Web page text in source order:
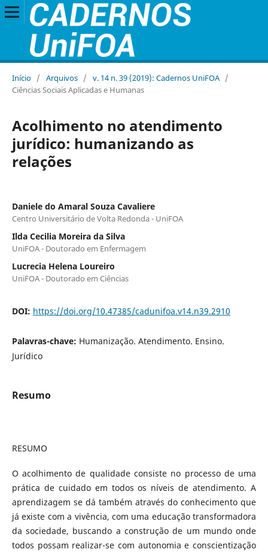
Início / Arquivos / v. 14 n. 39 (2019): Cadernos UniFOA /
Ciências Sociais Aplicadas e Humanas
Acolhimento no atendimento
jurídico: humanizando as
relações
Daniele do Amaral Souza Cavaliere
Centro Universitário de Volta Redonda - UniFOA
Ilda Cecilia Moreira da Silva
UniFOA - Doutorado em Enfermagem
Lucrecia Helena Loureiro
UniFOA - Doutorado em Ciências
DOI: https://doi.org/10.47385/cadunifoa.v14.n39.2910
Palavras-chave: Humanização. Atendimento. Ensino.
Jurídico
Resumo
RESUMO
O acolhimento de qualidade consiste no processo de uma
prática de cuidado em todos os níveis de atendimento. A
aprendizagem se dá também através do conhecimento que
já existe com a vivência, com uma educação transformadora
da sociedade, buscando a construção de um mundo onde
todos possam realizar-se com autonomia e conscientização